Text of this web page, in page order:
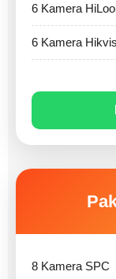
6 Kamera
6 Kamera
8 Kamera SPC